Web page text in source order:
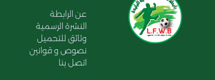
عن الرابطة
النشرة الرسمية
وثائق للتحميل
نصوص و قوانين
اتصل بنا